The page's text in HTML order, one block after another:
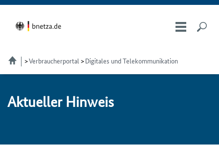
Verbraucherportal Digitales und Telekommunikation
Ak­tu­el­ler Hin­weis